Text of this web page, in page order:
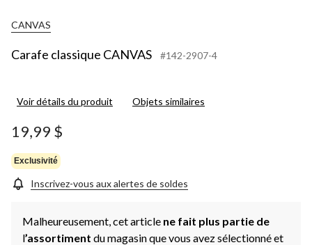
CANVAS
Carafe classique CANVAS #142-2907-4
Voir détails du produit Objets similaires
19,99 $
Exclusivité
Inscrivez-vous aux alertes de soldes
Malheureusement, cet article ne fait plus partie de
l’assortiment du magasin que vous avez sélectionné et